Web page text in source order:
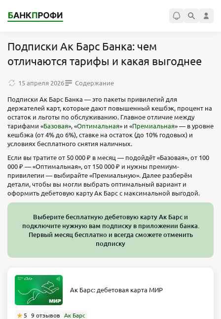
Подписки Ак Барс Банка: чем
отличаются тарифы и какая выгоднее
15 апреля 2026 Содержание
Подписки Ак Барс Банка — это пакеты привилегий для
держателей карт, которые дают повышенный кешбэк, процент на
остаток и льготы по обслуживанию. Главное отличие между
тарифами «Базовая», «Оптимальная» и «Премиальная» — в уровне
кешбэка (от 4% до 6%), ставке на остаток (до 10% годовых) и
условиях бесплатного снятия наличных.
Если вы тратите от 50 000 ₽ в месяц — подойдёт «Базовая», от 100
000 ₽ — «Оптимальная», от 150 000 ₽ и нужны премиум-
привилегии — выбирайте «Премиальную». Далее разберём
детали, чтобы вы могли выбрать оптимальный вариант и
оформить дебетовую карту Ак Барс с максимальной выгодой.
Выберите бесплатную дебетовую карту Ак Барс и
подключите нужную вам подписку в приложении банка.
Первый месяц бесплатно и всегда сможете отменить
подписку
Ак Барс: дебетовая карта МИР
5 9 отзывов Ак Барс